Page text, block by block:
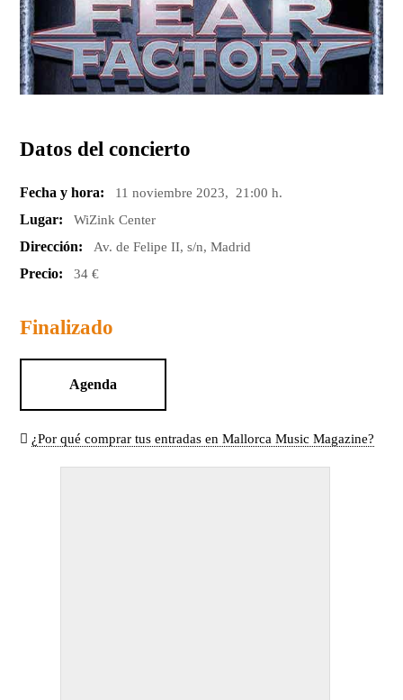
Datos del concierto
Fecha y hora: 11 noviembre 2023, 21:00 h.
Lugar: WiZink Center
Dirección: Av. de Felipe II, s/n, Madrid
Precio: 34 €
Finalizado
Agenda
¿Por qué comprar tus entradas en Mallorca Music Magazine?